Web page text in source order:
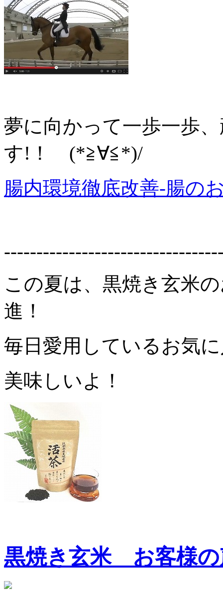
夢に向かって一歩一歩
す!！ (*≧∀≦*)/
腸内環境徹底改善-腸の
この夏は、黒焼き玄米
進！
毎日愛用しているお気
美味しいよ！
黒焼き玄米 お客様の